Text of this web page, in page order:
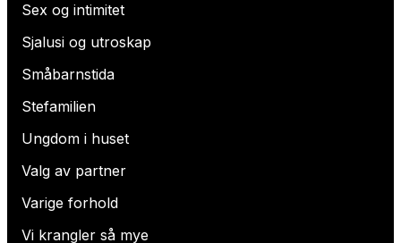
Sex og intimitet
Sjalusi og utroskap
Småbarnstida
Stefamilien
Ungdom i huset
Valg av partner
Varige forhold
Vi krangler så mye